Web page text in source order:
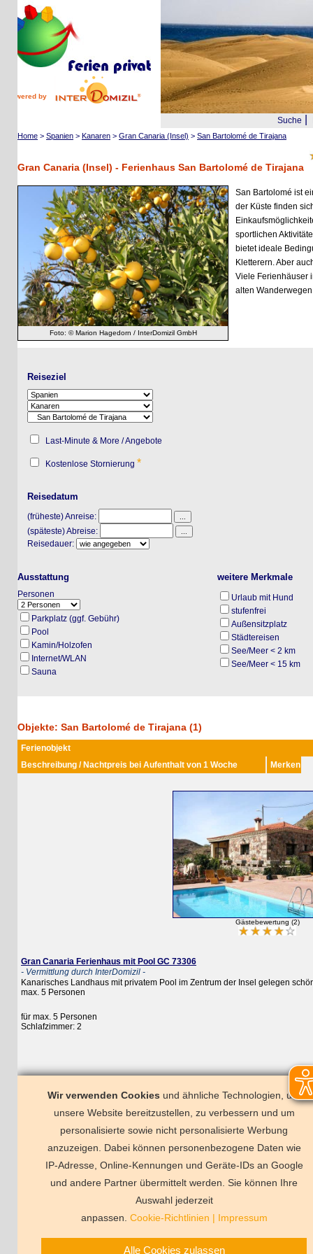
by
Suche|
Home>Spanien>Kanaren>Gran Canaria (Insel)>San Bartolomé de Tirajana
Gran Canaria (Insel) - Ferienhaus San Bartolomé de Tirajana
Foto: © Marion Hagedorn / InterDomizil GmbH
San Bartolomé ist eine
der Küste finden sich
Einkaufsmöglichkeiten
sportlichen Aktivitäten
bietet ideale
Kletterern. Aber auch
Viele Ferienhäuser in
alten Wanderwegen der
Reiseziel
Last-Minute & More / Angebote
Kostenlose Stornierung*
Reisedatum
(früheste) Anreise:
(späteste) Abreise:
Reisedauer:
Ausstattung
Personen
Parkplatz (ggf. Gebühr)
Pool
Kamin/Holzofen
Internet/WLAN
Sauna
weitere Merkmale
Urlaub mit Hund
stufenfrei
Außensitzplatz
Städtereisen
See/Meer < 2 km
See/Meer < 15 km
Objekte: San Bartolomé de Tirajana (1)
Ferienobjekt
Beschreibung / Nachtpreis bei Aufenthalt von 1 Woche
Merken
Gästebewertung (2)
Gran Canaria Ferienhaus mit Pool GC 73306
- Vermittlung durch InterDomizil -
Kanarisches Landhaus mit privatem Pool im Zentrum der Insel gelegen schöne
max. 5 Personen
für max. 5 Personen
Schlafzimmer: 2
Firgas Arucas Tafira
Puerto de Mogan | Puerto Rico
Maspalomas | Playa Meloneras
Deutschland Florida
Frankreich
Wir verwenden Cookies und ähnliche Technologien, um
unsere Website bereitzustellen, zu verbessern und um
personalisierte sowie nicht personalisierte Werbung
anzuzeigen. Dabei können personenbezogene Daten wie
IP-Adresse, Online-Kennungen und Geräte-IDs an Google
und andere Partner übermittelt werden. Sie können Ihre
Auswahl jederzeit
anpassen. Cookie-Richtlinien|Impressum
Alle Cookies zulassen